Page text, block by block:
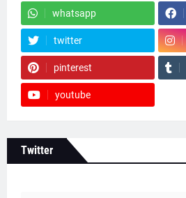
whatsapp
twitter
pinterest
youtube
Twitter